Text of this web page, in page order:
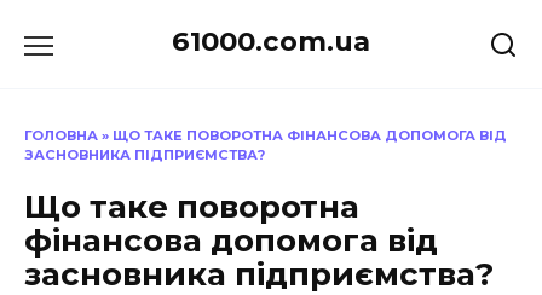
до
61000.com.ua
ГОЛОВНА » ЩО ТАКЕ ПОВОРОТНА ФІНАНСОВА ДОПОМОГА ВІД
ЗАСНОВНИКА ПІДПРИЄМСТВА?
Що таке поворотна
фінансова допомога від
засновника підприємства?